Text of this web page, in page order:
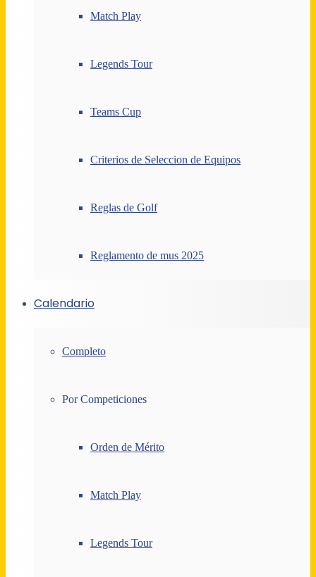
Match Play
Legends Tour
Teams Cup
Criterios de Seleccion de Equipos
Reglas de Golf
Reglamento de mus 2025
Calendario
Completo
Por Competiciones
Orden de Mérito
Match Play
Legends Tour